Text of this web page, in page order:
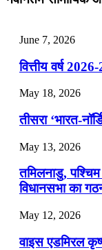
July 22, 2026
📝 डेली करेंट
July 19, 2026
📝 डेली करेंट
July 16, 2026
📝 डेली करेंट
June 7, 2026
वित्तीय वर्ष
May 18, 2026
तीसरा ‘भारत-
May 13, 2026
तमिलनाडु,
विधानसभा का
May 12, 2026
वाइस एडमिरल